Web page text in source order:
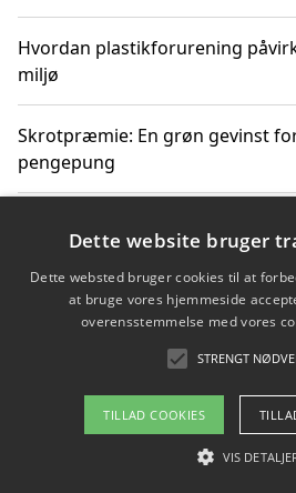
Hvordan plastikforurening
miljø
Skrotpræmie: En grøn gevinst
pengepung
Hvordan blåfade med rist kan
plastik i havet
Spil kasinospil på et troværdigt
guide til sikker og sjov
Copyright 2026 -
Om / kontakt
Dette website bruger
Dette websted bruger cookies til at
at bruge vores hjemmeside
overensstemmelse med vores
STRENGT
TILLAD COOKIES
VIS